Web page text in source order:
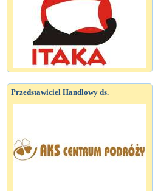
Przedstawiciel Handlowy ds.